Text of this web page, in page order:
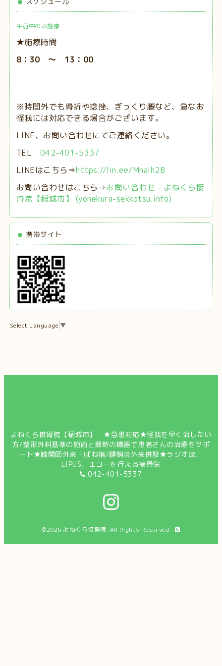
午前中のみ施療
★施療時間
8：30 ～ 13：00
※時間外でも骨折や捻挫、ぎっくり腰など、急なお
怪我には対応できる場合がございます。
LINE、お問い合わせにてご連絡ください。
TEL 042-401-5337
LINEはこちら⇒https://lin.ee/MnaIh2B
お問い合わせはこちら⇒お問い合わせ - よねくら接
骨院【稲城市】 (yonekura-sekkotsu.info)
携帯サイト
Select Language ▼
よねくら接骨院【稲城市】 ★急患対応★怪我を早く治したい
方/整形外科基準の施術と最新の機器で患者さんの治療をサポ
ート★膝関節外来・ばね指/腱鞘炎外来併設★ラジオ波、
LIPUS、エコーを行える接骨院
042-401-5337
©2026 よねくら接骨院. All Rights Reserved.